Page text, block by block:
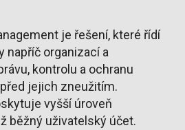
je řešení, které řídí
napříč organizací a
kontrolu a ochranu
jejich zneužitím.
vyšší úroveň
běžný uživatelský účet.